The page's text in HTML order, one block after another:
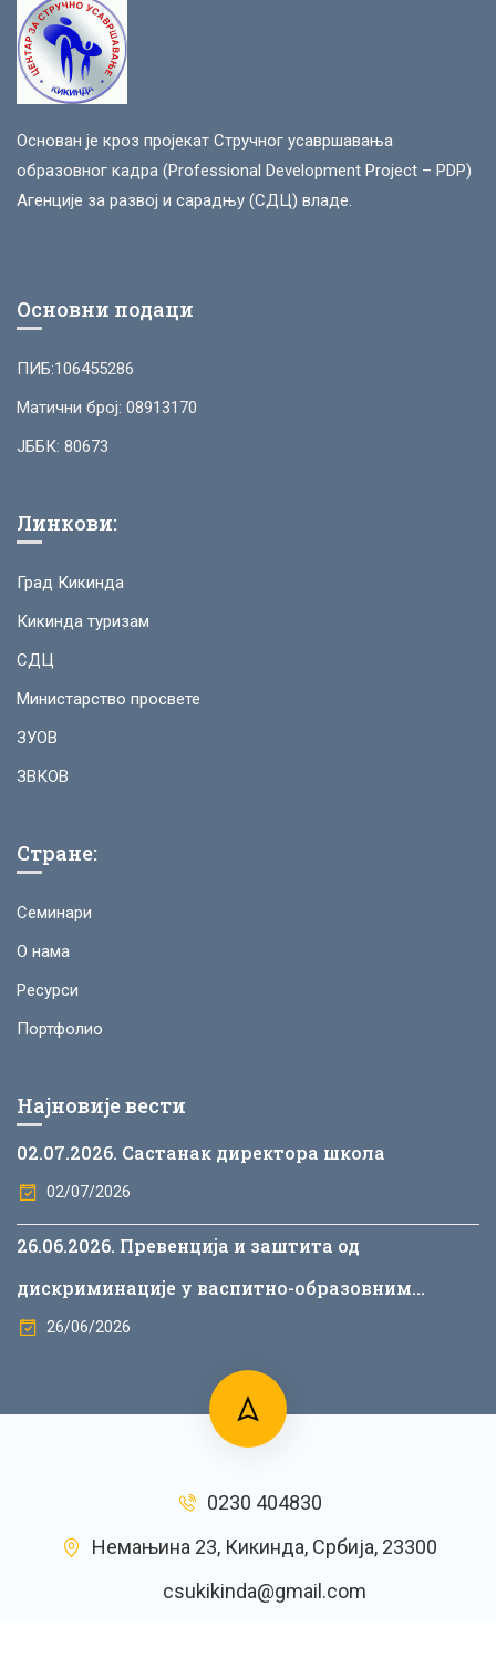
Основан је кроз пројекат Стручног усавршавања
образовног кадра (Professional Development Project – PDP)
Агенције за развој и сарадњу (СДЦ) владе.
Основни подаци
ПИБ:106455286
Матични број: 08913170
ЈББК: 80673
Линкови:
Град Кикинда
Кикинда туризам
СДЦ
Министарство просвете
ЗУОВ
ЗВКОВ
Стране:
Семинари
О нама
Ресурси
Портфолио
Најновије вести
02.07.2026. Састанак директора школа
02/07/2026
26.06.2026. Превенција и заштита од
дискриминације у васпитно-образовним
установама
26/06/2026
0230 404830
Немањина 23, Кикинда, Србија, 23300
csukikinda@gmail.com